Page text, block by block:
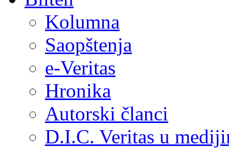
Kolumna
Saopštenja
e-Veritas
Hronika
Autorski članci
D.I.C. Veritas u